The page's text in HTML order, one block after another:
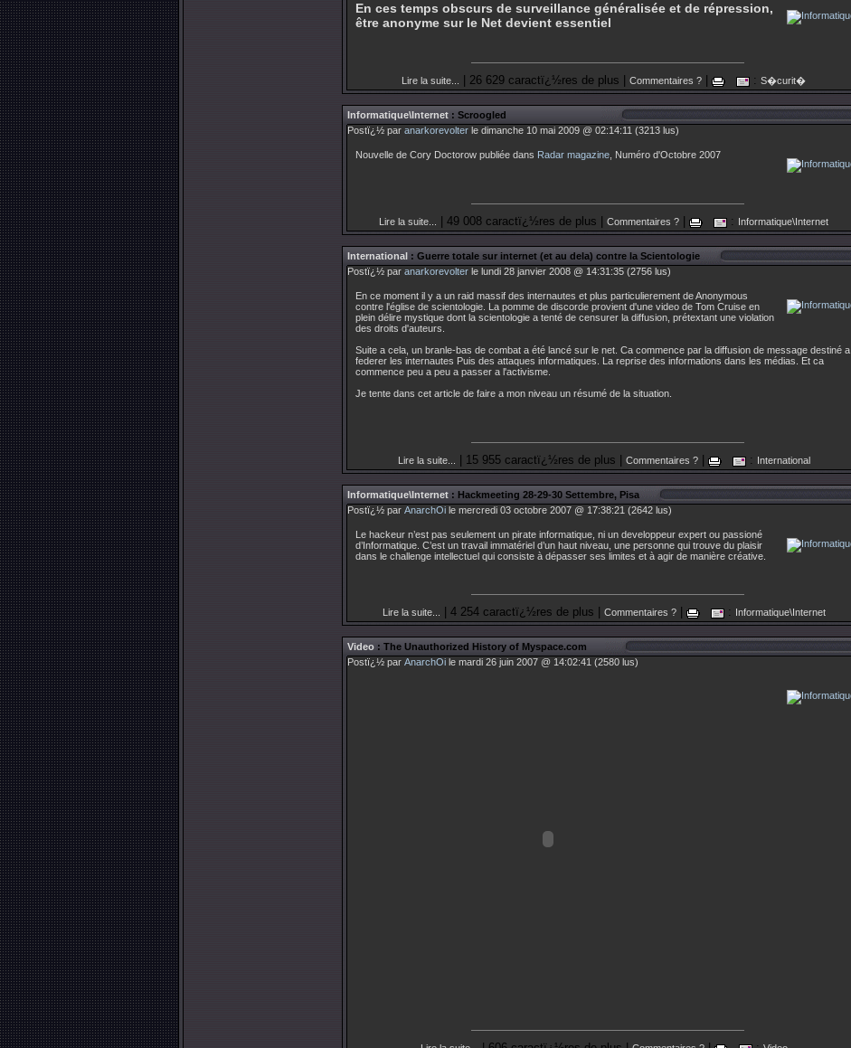
En ces temps obscurs de surveillance généralisée et de répression,
être anonyme sur le Net devient essentiel
Lire la suite... | 26 629 caractï¿½res de plus | Commentaires ? : S�curit�
Informatique\Internet : Scroogled
Postï¿½ par anarkorevolter le dimanche 10 mai 2009 @ 02:14:11 (3213 lus)
Nouvelle de Cory Doctorow publiée dans Radar magazine , Numéro d'Octobre 2007
Lire la suite... | 49 008 caractï¿½res de plus | Commentaires ? : Informatique\Internet
International : Guerre totale sur internet (et au dela) contre la Scientologie
Postï¿½ par anarkorevolter le lundi 28 janvier 2008 @ 14:31:35 (2756 lus)
En ce moment il y a un raid massif des internautes et plus particulierement de Anonymous
contre l'église de scientologie. La pomme de discorde provient d'une video de Tom Cruise en
plein délire mystique dont la scientologie a tenté de censurer la diffusion, prétextant une violation
des droits d'auteurs.
Suite a cela, un branle-bas de combat a été lancé sur le net. Ca commence par la diffusion de message destiné a
federer les internautes Puis des attaques informatiques. La reprise des informations dans les médias. Et ca
commence peu a peu a passer a l'activisme.
Je tente dans cet article de faire a mon niveau un résumé de la situation.
Lire la suite... | 15 955 caractï¿½res de plus | Commentaires ?| : International
Informatique\Internet : Hackmeeting 28-29-30 Settembre, Pisa
Postï¿½ par AnarchOi le mercredi 03 octobre 2007 @ 17:38:21 (2642 lus)
Le hackeur n’est pas seulement un pirate informatique, ni un developpeur expert ou passioné
d’Informatique. C’est un travail immatériel d’un haut niveau, une personne qui trouve du plaisir
dans le challenge intellectuel qui consiste à dépasser ses limites et à agir de manière créative.
Lire la suite... | 4 254 caractï¿½res de plus | Commentaires ?| : Informatique\Internet
Video : The Unauthorized History of Myspace.com
Postï¿½ par AnarchOi le mardi 26 juin 2007 @ 14:02:41 (2580 lus)